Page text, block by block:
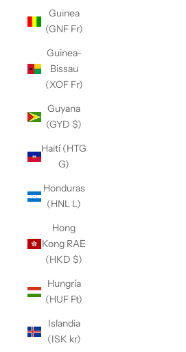
Guinea
(GNF Fr)
Guinea-
Bissau
(XOF Fr)
Guyana
(GYD $)
Haití (HTG
G)
Honduras
(HNL L)
Hong
Kong RAE
(HKD $)
Hungría
(HUF Ft)
Islandia
(ISK kr)